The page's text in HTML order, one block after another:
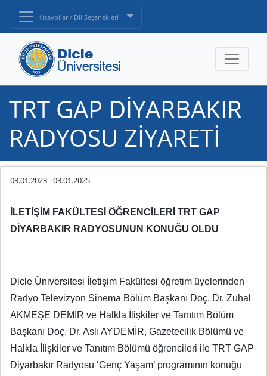
Kısayollar / Dil Seçenekleri
TRT GAP DİYARBAKIR
RADYOSU ZİYARETİ
03.01.2023-03.01.2025
İLETİŞİM FAKÜLTESİ ÖĞRENCİLERİ TRT GAP
DİYARBAKIR RADYOSUNUN KONUĞU OLDU
Dicle Üniversitesi İletişim Fakültesi öğretim üyelerinden
Radyo Televizyon Sinema Bölüm Başkanı Doç. Dr. Zuhal
AKMEŞE DEMİR ve Halkla İlişkiler ve Tanıtım Bölüm
Başkanı Doç. Dr. Aslı AYDEMİR, Gazetecilik Bölümü ve
Halkla İlişkiler ve Tanıtım Bölümü öğrencileri ile TRT GAP
Diyarbakır Radyosu ‘Genç Yaşam’ programının konuğu